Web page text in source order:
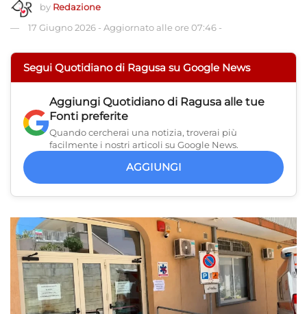
by Redazione
17 Giugno 2026 - Aggiornato alle ore 07:46 -
Segui Quotidiano di Ragusa su Google News
Aggiungi Quotidiano di Ragusa alle tue
Fonti preferite
Quando cercherai una notizia, troverai più
facilmente i nostri articoli su Google News.
AGGIUNGI